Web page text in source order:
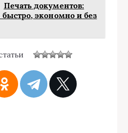
Печать документов:
быстро, экономно и без